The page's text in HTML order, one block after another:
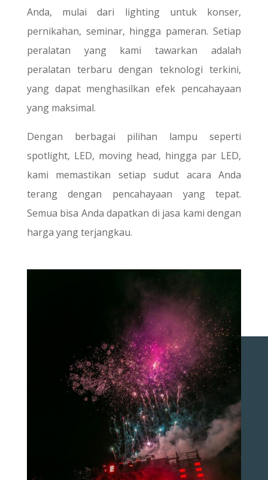
Anda, mulai dari lighting untuk konser,
pernikahan, seminar, hingga pameran. Setiap
peralatan yang kami tawarkan adalah
peralatan terbaru dengan teknologi terkini,
yang dapat menghasilkan efek pencahayaan
yang maksimal.
Dengan berbagai pilihan lampu seperti
spotlight, LED, moving head, hingga par LED,
kami memastikan setiap sudut acara Anda
terang dengan pencahayaan yang tepat.
Semua bisa Anda dapatkan di jasa kami dengan
harga yang terjangkau.